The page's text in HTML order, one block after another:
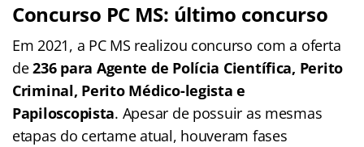
Concurso PC MS: último concurso
Em 2021, a PC MS realizou concurso com a oferta
de236 para Agente de Polícia Científica, Perito
Criminal, Perito Médico-legista e
Papiloscopista. Apesar de possuir as mesmas
etapas do certame atual, houveram fases